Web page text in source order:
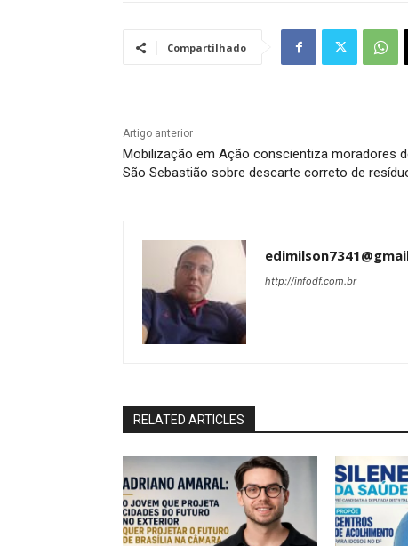
Compartilhado
Artigo anterior
Mobilização em Ação conscientiza moradores
São Sebastião sobre descarte correto de
http://infodf.com.br
RELATED ARTICLES